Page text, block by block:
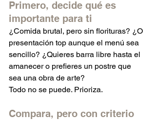
Primero, decide qué es
importante para ti
¿Comida brutal, pero sin florituras? ¿O
presentación top aunque el menú sea
sencillo? ¿Quieres barra libre hasta el
amanecer o prefieres un postre que
sea una obra de arte?
Todo no se puede. Prioriza.
Compara, pero con criterio